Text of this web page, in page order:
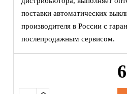
поставки автоматических
производителя в России с
послепродажным сервисом.